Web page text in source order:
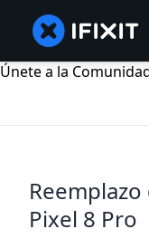
Únete a la
Pixel 8 Pro